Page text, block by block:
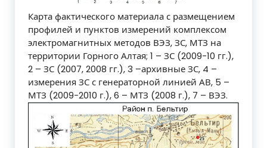
Карта фактического материала с размещением
профилей и пунктов измерений комплексом
электромагнитных методов ВЭЗ, ЗС, МТЗ на
территории Горного Алтая; 1 – ЗС (2009-10 гг.),
2 – ЗС (2007, 2008 гг.), 3 –архивные ЗС, 4 –
измерения ЗС с генераторной линией АВ, 5 –
МТЗ (2009-2010 г.), 6 – МТЗ (2008 г.), 7 – ВЭЗ.